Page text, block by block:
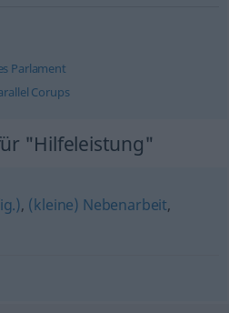
Parlament
Corups
"Hilfeleistung"
, (kleine) Nebenarbeit,